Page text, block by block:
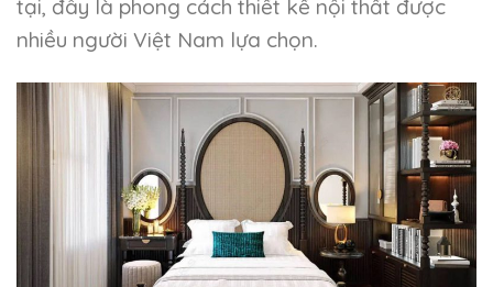
tại, đây là phong cách thiết kế nội thất được
nhiều người Việt Nam lựa chọn.